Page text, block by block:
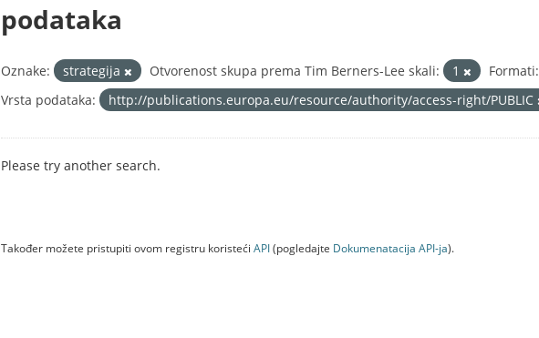
podataka
Oznake: strategija Otvorenost skupa prema Tim Berners-Lee skali: 1 Formati:
Vrsta podataka:
http://publications.europa.eu/resource/authority/access-right/PUBLIC
Please try another search.
Također možete pristupiti ovom registru koristeći API(pogledajte Dokumenаtаcijа API-jа).